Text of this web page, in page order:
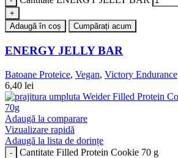
Adaugă în coș Cumpărați acum
ENERGY JELLY BAR
Batoane Proteice, Vegan, Victory Endurance
6,40 lei
Adaugă la comparare
Vizualizare rapidă
Adaugă la lista de dorințe
Cantitate Filled Protein Cookie 70 g